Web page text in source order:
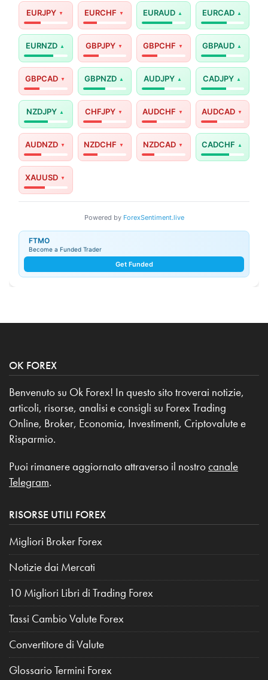
EURJPY EURCHF EURAUD EURCAD
EURNZD GBPJPY GBPCHF GBPAUD
GBPCAD GBPNZD AUDJPY CADJPY
NZDJPY CHFJPY AUDCHF AUDCAD
AUDNZD NZDCHF NZDCAD CADCHF
XAUUSD
Powered by ForexSentiment.live
FTMO
Become a Funded Trader
Get Funded
OK FOREX
Benvenuto su Ok Forex! In questo sito troverai notizie,
articoli, risorse, analisi e consigli su Forex Trading
Online, Broker, Economia, Investimenti, Criptovalute e
Risparmio.
Puoi rimanere aggiornato attraverso il nostro canale
Telegram.
RISORSE UTILI FOREX
Migliori Broker Forex
Notizie dai Mercati
10 Migliori Libri di Trading Forex
Tassi Cambio Valute Forex
Convertitore di Valute
Glossario Termini Forex